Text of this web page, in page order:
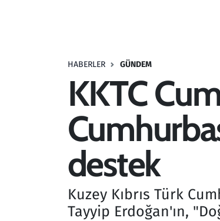
HABERLER GÜNDEM
KKTC
destek
Kuzey Kıbrıs Türk
Tayyip Erdoğan'ın,
Savunma Sanayi
Seçim 2023
Teknoloji ve Bilim